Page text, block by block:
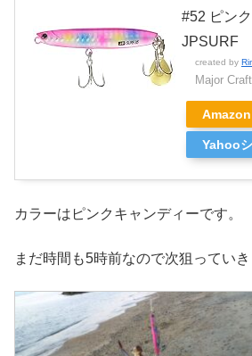
#52 ピン
JPSURF
created by
Major
Amazon
Yahoo
カラーはピンクキャンディーです。
まだ時間も5時前なので次狙っていき